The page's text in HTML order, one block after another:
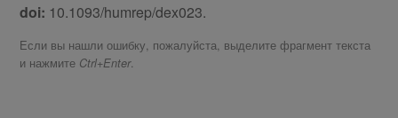
doi: 10.1093/humrep/dex023.
Если вы нашли ошибку, пожалуйста, выделите фрагмент текста
и нажмите Ctrl+Enter.